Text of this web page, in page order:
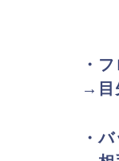
・
→目
・